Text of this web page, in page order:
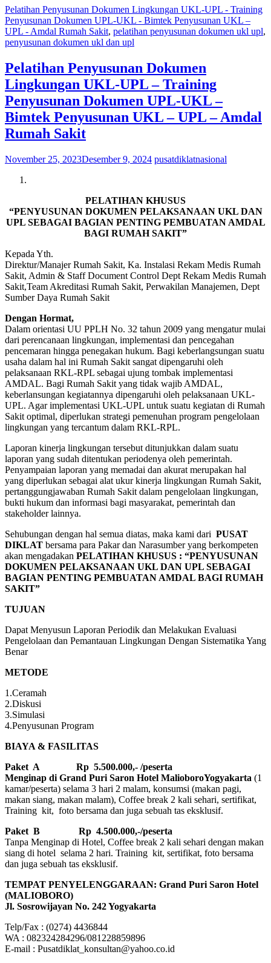
Pelatihan Penyusunan Dokumen Lingkungan UKL-UPL - Training
Penyusunan Dokumen UPL-UKL - Bimtek Penyusunan UKL –
UPL - Amdal Rumah Sakit, pelatihan penyusunan dokumen ukl upl,
penyusunan dokumen ukl dan upl
Pelatihan Penyusunan Dokumen
Lingkungan UKL-UPL – Training
Penyusunan Dokumen UPL-UKL –
Bimtek Penyusunan UKL – UPL – Amdal
Rumah Sakit
November 25, 2023Desember 9, 2024 pusatdiklatnasional
PELATIHAN KHUSUS
“PENYUSUNAN DOKUMEN PELAKSANAAN UKL DAN
UPL SEBAGAI BAGIAN PENTING PEMBUATAN AMDAL
BAGI RUMAH SAKIT”
Kepada Yth.
Direktur/Manajer Rumah Sakit, Ka. Instalasi Rekam Medis Rumah
Sakit, Admin & Staff Document Control Dept Rekam Medis Rumah
Sakit,Team Akreditasi Rumah Sakit, Perwakilan Manajemen, Dept
Sumber Daya Rumah Sakit
Dengan Hormat,
Dalam orientasi UU PPLH No. 32 tahun 2009 yang mengatur mulai
dari perencanaan lingkungan, implementasi dan pencegahan
pencemaran hingga penegakan hukum. Bagi keberlangsungan suatu
usaha dalam hal ini Rumah Sakit sangat dipengaruhi oleh
pelaksanaan RKL-RPL sebagai ujung tombak implementasi
AMDAL. Bagi Rumah Sakit yang tidak wajib AMDAL,
keberlansungan kegiatannya dipengaruhi oleh pelaksanaan UKL-
UPL. Agar implementasi UKL-UPL untuk suatu kegiatan di Rumah
Sakit optimal, diperlukan strategi pemenuhan program pengelolaan
lingkungan yang tercantum dalam RKL-RPL.
Laporan kinerja lingkungan tersebut ditunjukkan dalam suatu
laporan yang sudah ditentukan periodenya oleh pemerintah.
Penyampaian laporan yang memadai dan akurat merupakan hal
yang diperlukan sebagai alat ukur kinerja lingkungan Rumah Sakit,
pertanggungjawaban Rumah Sakit dalam pengelolaan lingkungan,
bukti hukum dan informasi bagi masyarakat, pemerintah dan
stakeholder lainnya.
Sehubungan dengan hal semua diatas, maka kami dari PUSAT
DIKLAT bersama para Pakar dan Narasumber yang berkompeten
akan mengadakan PELATIHAN KHUSUS : “PENYUSUNAN
DOKUMEN PELAKSANAAN UKL DAN UPL SEBAGAI
BAGIAN PENTING PEMBUATAN AMDAL BAGI RUMAH
SAKIT”
TUJUAN
Dapat Menyusun Laporan Periodik dan Melakukan Evaluasi
Pengelolaan dan Pemantauan Lingkungan Dengan Sistematika Yang
Benar
METODE
1.Ceramah
2.Diskusi
3.Simulasi
4.Penyusunan Program
BIAYA & FASILITAS
Paket A Rp 5.500.000,- /peserta
Menginap di Grand Puri Saron Hotel MalioboroYogyakarta (1
kamar/peserta) selama 3 hari 2 malam, konsumsi (makan pagi,
makan siang, makan malam), Coffee break 2 kali sehari, sertifikat,
Training kit, foto bersama dan juga sebuah tas eksklusif.
Paket B
Rp 4.500.000,-/peserta
Tanpa Menginap di Hotel, Coffee break 2 kali sehari dengan makan
siang di hotel selama 2 hari. Training kit, sertifikat, foto bersama
dan juga sebuah tas eksklusif.
TEMPAT PENYELENGGARAAN: Grand Puri Saron Hotel
(MALIOBORO)
Jl. Sosrowijayan No. 242 Yogyakarta
Telp/Fax : (0274) 4436844
WA : 082324284296/081228859896
E-mail : Pusatdiklat_konsultan@yahoo.co.id